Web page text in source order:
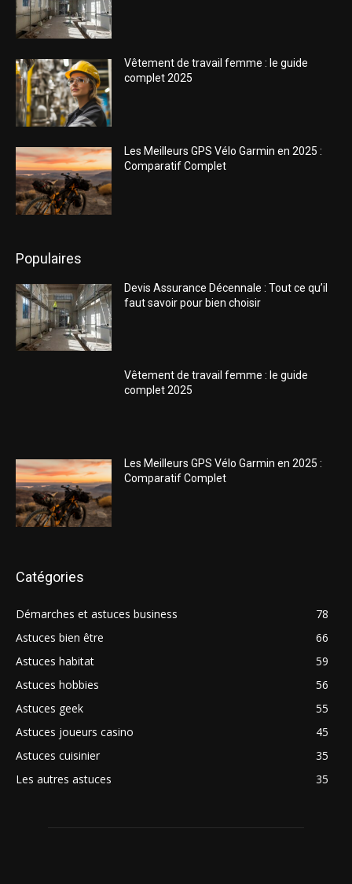
Vêtement de travail femme : le guide
complet 2025
Les Meilleurs GPS Vélo Garmin en 2025 :
Comparatif Complet
Populaires
Devis Assurance Décennale : Tout ce qu’il
faut savoir pour bien choisir
Vêtement de travail femme : le guide
complet 2025
Les Meilleurs GPS Vélo Garmin en 2025 :
Comparatif Complet
Catégories
Démarches et astuces business
78
Astuces bien être
66
Astuces habitat
59
Astuces hobbies
56
Astuces geek
55
Astuces joueurs casino
45
Astuces cuisinier
35
Les autres astuces
35